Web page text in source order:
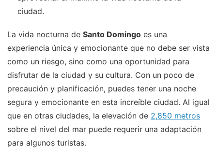
ciudad.
La vida nocturna de Santo Domingo es una
experiencia única y emocionante que no debe ser vista
como un riesgo, sino como una oportunidad para
disfrutar de la ciudad y su cultura. Con un poco de
precaución y planificación, puedes tener una noche
segura y emocionante en esta increíble ciudad. Al igual
que en otras ciudades, la elevación de 2,850 metros
sobre el nivel del mar puede requerir una adaptación
para algunos turistas.